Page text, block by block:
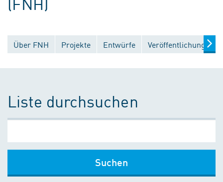
Über FNH Projekte Entwürfe Veröffentlichungen
Liste durchsuchen
Suchen